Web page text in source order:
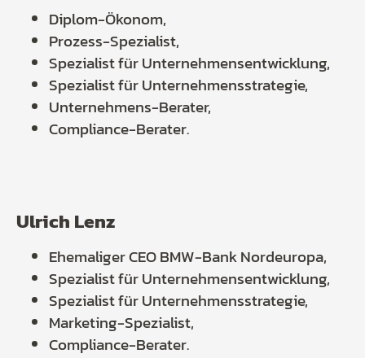
Diplom-Ökonom,
Prozess-Spezialist,
Spezialist für Unternehmensentwicklung,
Spezialist für Unternehmensstrategie,
Unternehmens-Berater,
Compliance-Berater.
Ulrich Lenz
Ehemaliger CEO BMW-Bank Nordeuropa,
Spezialist für Unternehmensentwicklung,
Spezialist für Unternehmensstrategie,
Marketing-Spezialist,
Compliance-Berater.